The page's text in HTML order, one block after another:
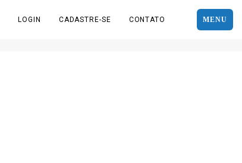
MENU
LOGIN CADASTRE-SE CONTATO